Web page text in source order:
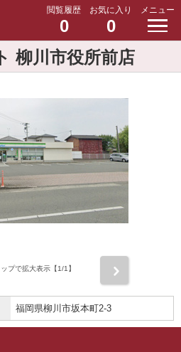
閲覧履歴
0
お気に入り
0
メニュー
柳川市役所前店
プで拡大表示【1/1】
福岡県柳川市坂本町2-3